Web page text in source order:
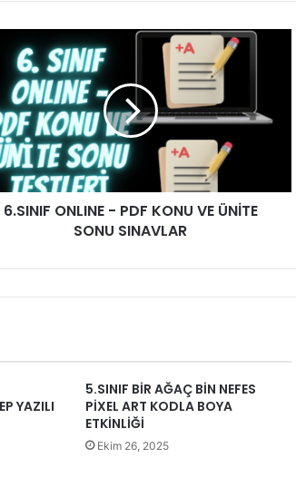
6.SINIF ONLINE - PDF KONU VE ÜNİTE
SONU SINAVLAR
YAZILI
5.SINIF BİR AĞAÇ BİN NEFES
PİXEL ART KODLA BOYA
ETKİNLİĞİ
Ekim 26, 2025